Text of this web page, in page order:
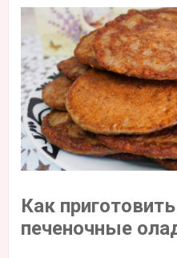
Как
печеночные